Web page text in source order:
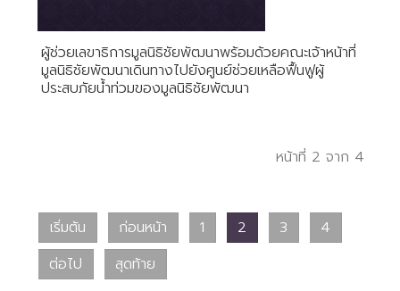
ผู้ช่วยเลขาธิการมูลนิธิชัยพัฒนาพร้อมด้วยคณะเจ้าหน้าที่
มูลนิธิชัยพัฒนาเดินทางไปยังศูนย์ช่วยเหลือฟื้นฟูผู้
ประสบภัยน้ำท่วมของมูลนิธิชัยพัฒนา
หน้าที่ 2 จาก 4
เริ่มต้น ก่อนหน้า 1 2 3
4
ต่อไป
สุดท้าย